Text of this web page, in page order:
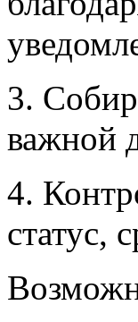
3.
важной
4.
статус,